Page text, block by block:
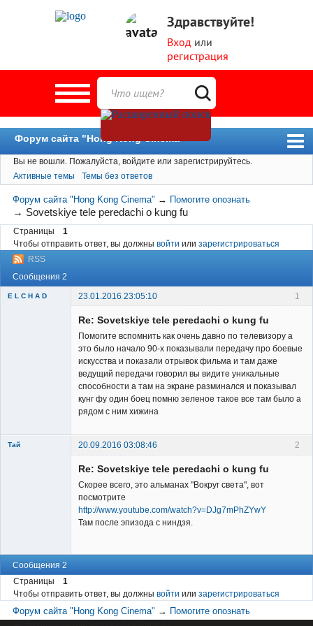
Здравствуйте!
Вход или
регистрация
Форум сайта "Hong Kong Cinema"
Форум
Новости
Пользователи
Поиск
Вы не вошли. Пожалуйста, войдите или зарегистрируйтесь.
Активные темы
Темы без ответов
Форум сайта "Hong Kong Cinema" → Помогите опознать
→ Sovetskiye tele peredachi o kung fu
Страницы
1
Чтобы отправить ответ, вы должны войти или зарегистрироваться
RSS
Сообщения 2
1
E L C H A D
23.01.2016 23:05:10
Re: Sovetskiye tele peredachi o kung fu
Помогите вспомнить как очень давно по телевизору а
это было начало 90-х показывали передачу про боевые
искусства и показали отрывок фильма и там даже
ведущий передачи говорил вы видите уникальные
способности а там на экране разминался и показывал
кунг фу один боец помню зеленое такое все там было а
рядом с ним хижина
2
Тай
20.09.2016 03:08:46
Re: Sovetskiye tele peredachi o kung fu
Скорее всего, это альманах "Вокруг света", вот
посмотрите
http://www.youtube.com/watch?v=DJg7mPhZYwY
Там после эпизода с ниндзя.
Сообщения 2
Страницы
1
Чтобы отправить ответ, вы должны войти или зарегистрироваться
Форум сайта "Hong Kong Cinema" → Помогите опознать